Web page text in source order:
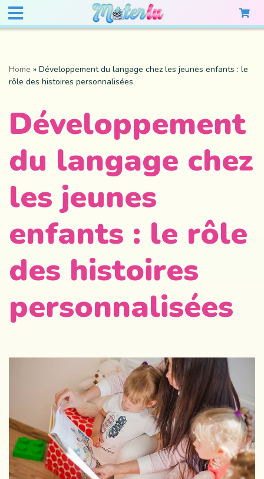
Home » Développement du langage chez les jeunes enfants : le
rôle des histoires personnalisées
Développement
du langage chez
les jeunes
enfants : le rôle
des histoires
personnalisées